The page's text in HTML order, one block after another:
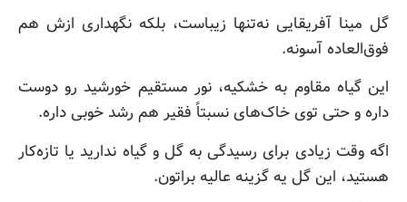
گل مینا آفریقایی نه‌تنها زیباست، بلکه نگهداری ازش هم
فوق‌العاده آسونه.
این گیاه مقاوم به خشکیه، نور مستقیم خورشید رو دوست
داره و حتی توی خاک‌های نسبتاً فقیر هم رشد خوبی داره.
اگه وقت زیادی برای رسیدگی به گل و گیاه ندارید یا تازه‌کار
هستید، این گل یه گزینه عالیه براتون.